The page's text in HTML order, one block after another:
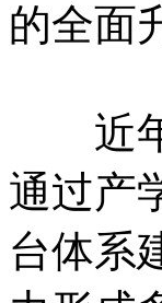
的全面
近年
通过产
台体系